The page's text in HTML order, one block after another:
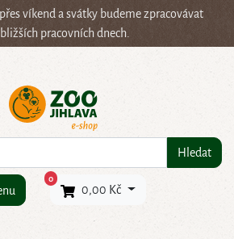
víkend a svátky budeme zpracovávat
pracovních dnech.
Hledat
0×
0,00 Kč